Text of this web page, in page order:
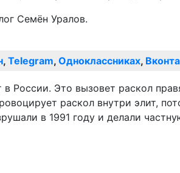
Семён Уралов.
, Telegram, Одноклассниках,
Это вызовет раскол
раскол внутри элит,
в 1991 году и делали